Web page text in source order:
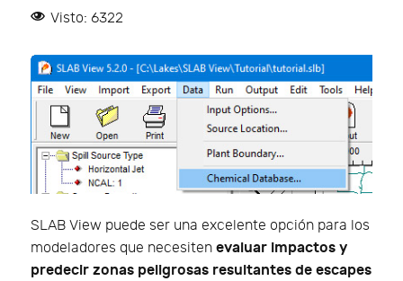
Visto: 6322
SLAB View puede ser una excelente opción para los
modeladores que necesiten evaluar impactos y
predecir zonas peligrosas resultantes de escapes